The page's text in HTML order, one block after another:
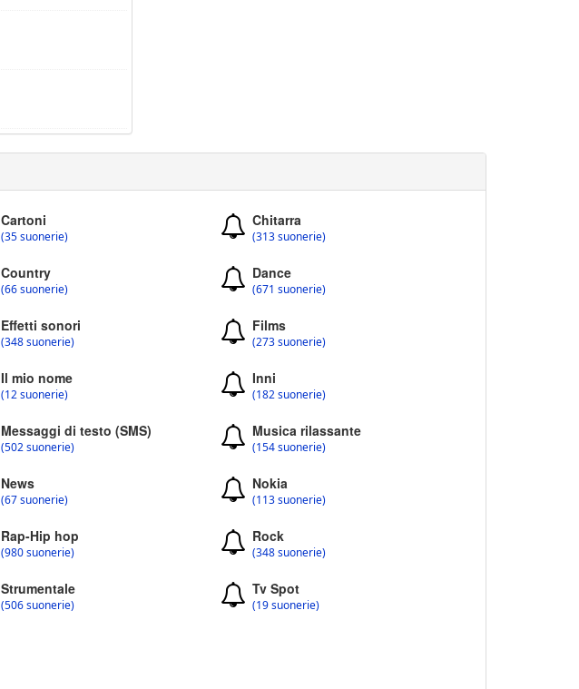
Cartoni
(35 suonerie)
Chitarra
(313 suonerie)
Country
(66 suonerie)
Dance
(671 suonerie)
Effetti sonori
(348 suonerie)
Films
(273 suonerie)
Il mio nome
(12 suonerie)
Inni
(182 suonerie)
Messaggi di testo (SMS)
(502 suonerie)
Musica rilassante
(154 suonerie)
News
(67 suonerie)
Nokia
(113 suonerie)
Rap-Hip hop
(980 suonerie)
Rock
(348 suonerie)
Strumentale
(506 suonerie)
Tv Spot
(19 suonerie)